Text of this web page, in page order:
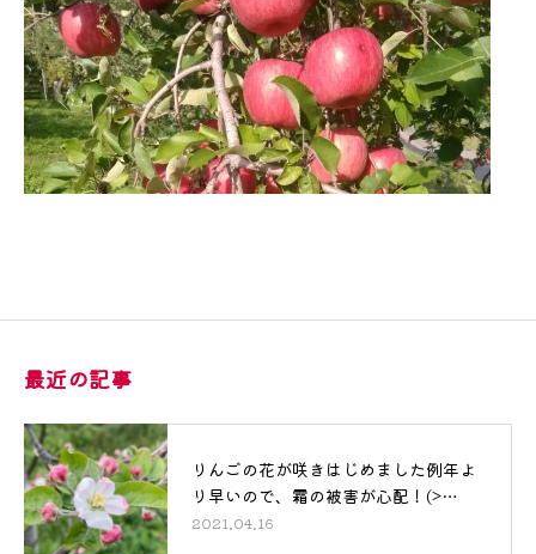
最近の記事
りんごの花が咲きはじめました例年よ
り早いので、霜の被害が心配！(>…
2021.04.16